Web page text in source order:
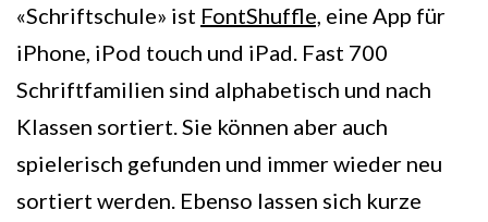
«Schriftschule» ist FontShuffle, eine App für
iPhone, iPod touch und iPad. Fast 700
Schriftfamilien sind alphabetisch und nach
Klassen sortiert. Sie können aber auch
spielerisch gefunden und immer wieder neu
sortiert werden. Ebenso lassen sich kurze